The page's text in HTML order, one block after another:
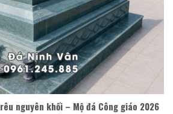
nguyên khối – Mộ đá Công giáo 2026